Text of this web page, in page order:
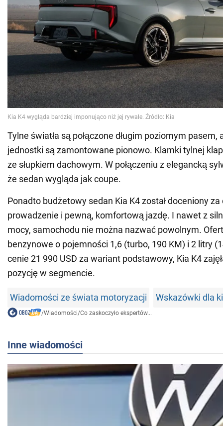
Tylne światła są połączone długim poziomym pasem,
jednostki są zamontowane pionowo. Klamki tylnej
ze słupkiem dachowym. W połączeniu z elegancką
że sedan wygląda jak coupe.
Ponadto budżetowy sedan Kia K4 został doceniony za
prowadzenie i pewną, komfortową jazdę. I nawet z
mocy, samochodu nie można nazwać powolnym.
benzynowe o pojemności 1,6 (turbo, 190 KM) i 2 litry
cenie 21 990 USD za wariant podstawowy, Kia K4
pozycję w segmencie.
Wiadomości ze świata motoryzacji Wskazówki dla
/Wiadomości/Co zaskoczyło ekspertów...
Inne wiadomości